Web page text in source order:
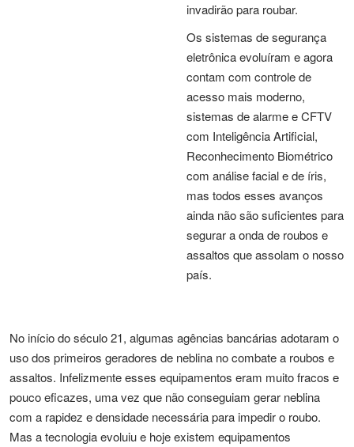
invadirão para roubar.
Os sistemas de segurança
eletrônica evoluíram e agora
contam com controle de
acesso mais moderno,
sistemas de alarme e CFTV
com Inteligência Artificial,
Reconhecimento Biométrico
com análise facial e de íris,
mas todos esses avanços
ainda não são suficientes para
segurar a onda de roubos e
assaltos que assolam o nosso
país.
No início do século 21, algumas agências bancárias adotaram o
uso dos primeiros geradores de neblina no combate a roubos e
assaltos. Infelizmente esses equipamentos eram muito fracos e
pouco eficazes, uma vez que não conseguiam gerar neblina
com a rapidez e densidade necessária para impedir o roubo.
Mas a tecnologia evoluiu e hoje existem equipamentos